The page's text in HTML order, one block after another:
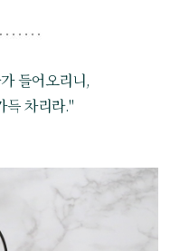
들어오리니,
득 차리라."